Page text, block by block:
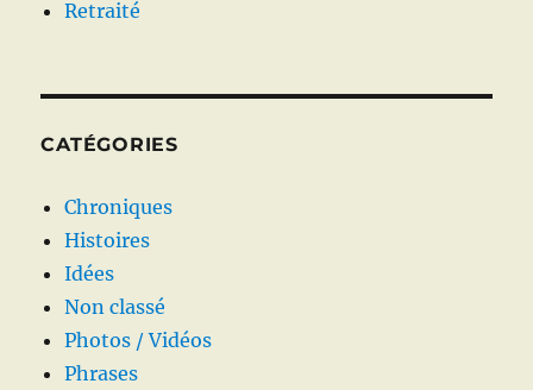
Retraité
CATÉGORIES
Chroniques
Histoires
Idées
Non classé
Photos / Vidéos
Phrases